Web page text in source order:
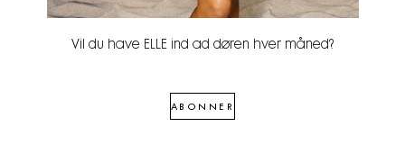
Vil du have ELLE ind ad døren hver måned?
ABONNER